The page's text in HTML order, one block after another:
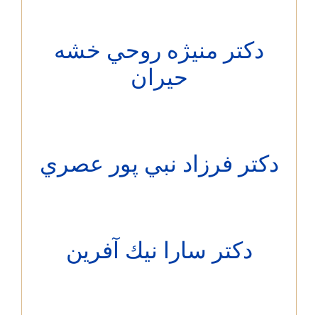
دکتر منيژه روحي خشه
حيران
فرزاد نبي پور عصري
دکتر سارا نيك آفرين